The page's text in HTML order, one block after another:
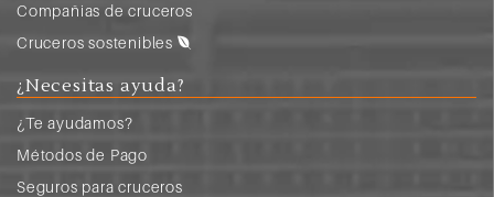
Compañias de cruceros
Cruceros sostenibles
¿Necesitas ayuda?
¿Te ayudamos?
Métodos de Pago
Seguros para cruceros